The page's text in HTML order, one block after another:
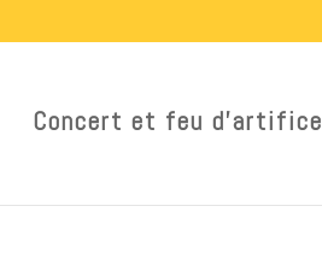
Concert et feu d’artifice